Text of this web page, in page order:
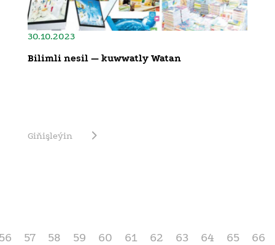
30.10.2023
Bilimli nesil — kuwwatly Watan
Giňişleýin
57 58 59 60 61 62 63 64 65 66